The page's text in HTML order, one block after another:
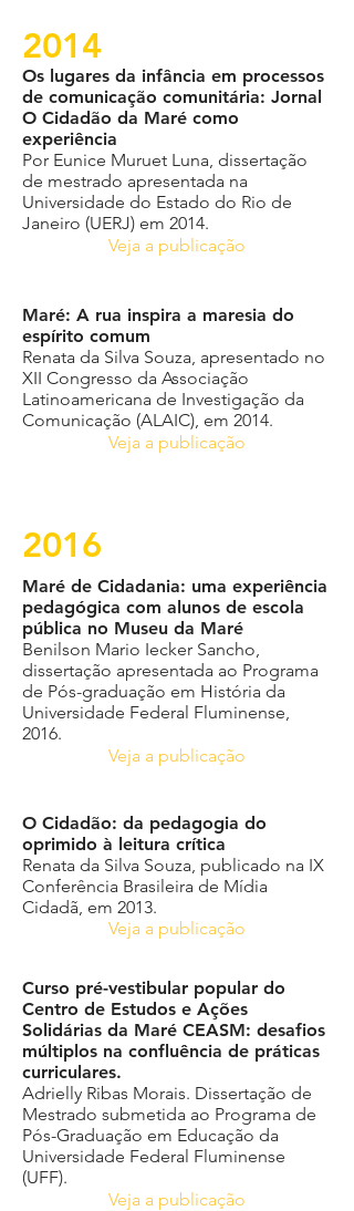
2014
Os lugares da infância em processos
de comunicação comunitária: Jornal
O Cidadão da Maré como
experiência
Por Eunice Muruet Luna, dissertação
de mestrado apresentada na
Universidade do Estado do Rio de
Janeiro (UERJ) em 2014.
Veja a publicação
Maré: A rua inspira a maresia do
espírito comum
Renata da Silva Souza, apresentado no
XII Congresso da Associação
Latinoamericana de Investigação da
Comunicação (ALAIC), em 2014.
Veja a publicação
2016
Maré de Cidadania: uma experiência
pedagógica com alunos de escola
pública no Museu da Maré
Benilson Mario Iecker Sancho,
dissertação apresentada ao Programa
de Pós-graduação em História da
Universidade Federal Fluminense,
2016.
Veja a publicação
O Cidadão: da pedagogia do
oprimido à leitura crítica
Renata da Silva Souza, publicado na IX
Conferência Brasileira de Mídia
Cidadã, em 2013.
Veja a publicação
Curso pré-vestibular popular do
Centro de Estudos e Ações
Solidárias da Maré CEASM: desafios
múltiplos na confluência de práticas
curriculares.
Adrielly Ribas Morais. Dissertação de
Mestrado submetida ao Programa de
Pós-Graduação em Educação da
Universidade Federal Fluminense
(UFF).
Veja a publicação